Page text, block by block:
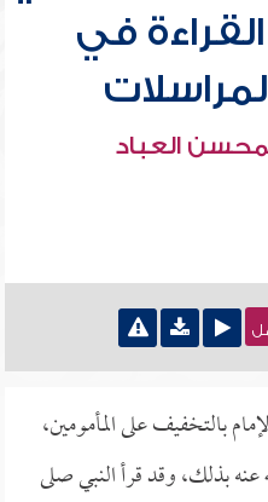
في
العباد
بالتخفيف على المأمومين،
بذلك، وقد قرأ النبي صلى